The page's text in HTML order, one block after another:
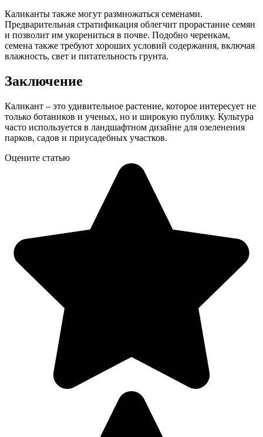
Каликанты также могут размножаться семенами.
Предварительная стратификация облегчит прорастание семян
и позволит им укорениться в почве. Подобно черенкам,
семена также требуют хороших условий содержания, включая
влажность, свет и питательность грунта.
Заключение
Каликант – это удивительное растение, которое интересует не
только ботаников и ученых, но и широкую публику. Культура
часто используется в ландшафтном дизайне для озеленения
парков, садов и приусадебных участков.
Оцените статью